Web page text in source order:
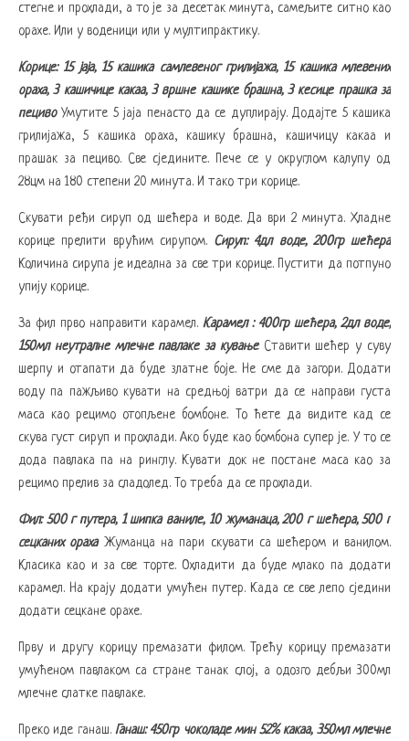
стегне и прохлади, а то је за десетак минута, самељите ситно као
орахе. Или у воденици или у мултипрактику.
Корице: 15 јаја, 15 кашика самлевеног грилијажа, 15 кашика млевених
ораха, 3 кашичице какаа, 3 вршне кашике брашна, 3 кесице прашка за
пецивоУмутите 5 јаја пенасто да се дуплирају. Додајте 5 кашика
грилијажа, 5 кашика ораха, кашику брашна, кашичицу какаа и
прашак за пециво. Све сједините. Пече се у округлом калупу од
28цм на 180 степени 20 минута. И тако три корице.
Скувати ређи сируп од шећера и воде. Да ври 2 минута. Хладне
корице прелити врућим сирупом. Сируп: 4дл воде, 200гр шећера
Количина сирупа је идеална за све три корице. Пустити да потпуно
упију корице.
За фил прво направити карамел. Карамел : 400гр шећера, 2дл воде,
150мл неутралне млечне павлаке за кувањеСтавити шећер у суву
шерпу и отапати да буде златне боје. Не сме да загори. Додати
воду па пажљиво кувати на средњој ватри да се направи густа
маса као рецимо отопљене бомбоне. То ћете да видите кад се
скува густ сируп и прохлади. Ако буде као бомбона супер је. У то се
дода павлака па на ринглу. Кувати док не постане маса као за
рецимо прелив за сладолед. То треба да се прохлади.
Фил: 500 г путера, 1 шипка ваниле, 10 жуманаца, 200 г шећера, 500 г
сецканих орахаЖуманца на пари скувати са шећером и ванилом.
Класика као и за све торте. Охладити да буде млако па додати
карамел. На крају додати умућен путер. Када се све лепо сједини
додати сецкане орахе.
Прву и другу корицу премазати филом. Трећу корицу премазати
умућеном павлаком са стране танак слој, а одозго дебљи 300мл
млечне слатке павлаке.
Преко иде ганаш. Ганаш: 450гр чоколаде мин 52% какаа, 350мл млечне